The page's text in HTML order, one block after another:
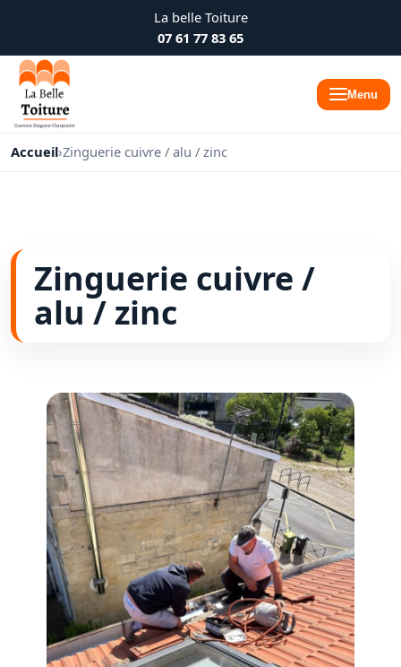
La belle Toiture
07 61 77 83 65
Menu
Accueil›Zinguerie cuivre / alu / zinc
Zinguerie cuivre /
alu / zinc